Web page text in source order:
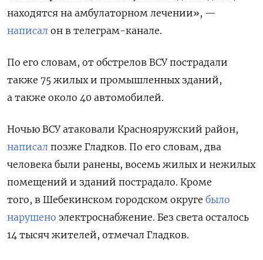
находятся на амбулаторном лечении», —
написал он в телеграм-канале.
По его словам, от обстрелов ВСУ пострадали
также 75 жилых и промышленных зданий,
а также около 40 автомобилей.
Ночью ВСУ атаковали Краснояружский район,
написал позже Гладков. По его словам, два
человека были ранены, восемь жилых и нежилых
помещений и зданий пострадало. Кроме
того, в Шебекинском городском округе было
нарушено электроснабжение. Без света осталось
14 тысяч жителей, отмечал Гладков.